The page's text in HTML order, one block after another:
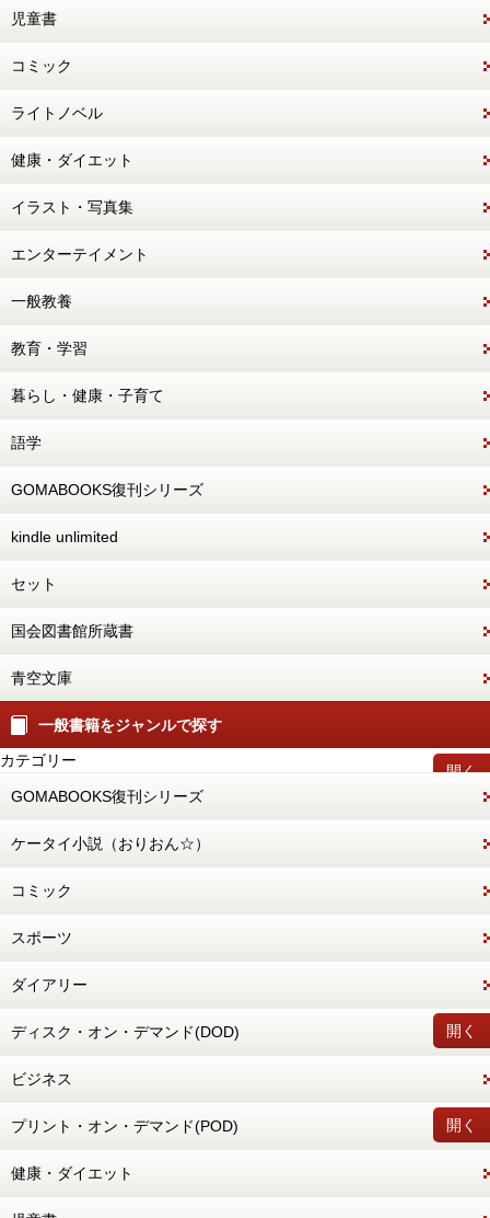
児童書
コミック
ライトノベル
健康・ダイエット
イラスト・写真集
エンターテイメント
一般教養
教育・学習
暮らし・健康・子育て
語学
GOMABOOKS復刊シリーズ
kindle unlimited
セット
国会図書館所蔵書
青空文庫
一般書籍をジャンルで探す
開く
カテゴリー
GOMABOOKS復刊シリーズ
ケータイ小説（おりおん☆）
コミック
スポーツ
ダイアリー
開く
ディスク・オン・デマンド(DOD)
ビジネス
開く
プリント・オン・デマンド(POD)
健康・ダイエット